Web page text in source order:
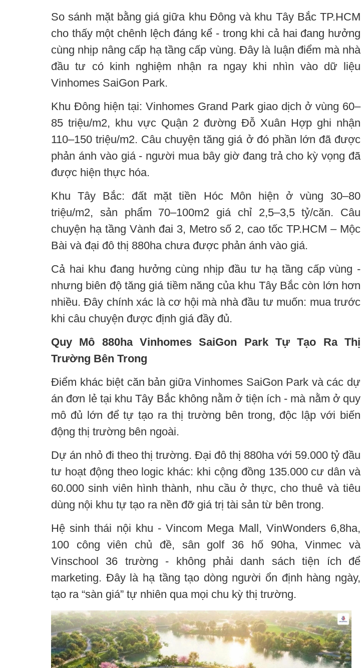
So sánh mặt bằng giá giữa khu Đông và khu Tây Bắc TP.HCM
cho thấy một chênh lệch đáng kể - trong khi cả hai đang hưởng
cùng nhịp nâng cấp hạ tầng cấp vùng. Đây là luận điểm mà nhà
đầu tư có kinh nghiệm nhận ra ngay khi nhìn vào dữ liệu
Vinhomes SaiGon Park.
Khu Đông hiện tại: Vinhomes Grand Park giao dịch ở vùng 60–
85 triệu/m2, khu vực Quận 2 đường Đỗ Xuân Hợp ghi nhận
110–150 triệu/m2. Câu chuyện tăng giá ở đó phần lớn đã được
phản ánh vào giá - người mua bây giờ đang trả cho kỳ vọng đã
được hiện thực hóa.
Khu Tây Bắc: đất mặt tiền Hóc Môn hiện ở vùng 30–80
triệu/m2, sản phẩm 70–100m2 giá chỉ 2,5–3,5 tỷ/căn. Câu
chuyện hạ tầng Vành đai 3, Metro số 2, cao tốc TP.HCM – Mộc
Bài và đại đô thị 880ha chưa được phản ánh vào giá.
Cả hai khu đang hưởng cùng nhịp đầu tư hạ tầng cấp vùng -
nhưng biên độ tăng giá tiềm năng của khu Tây Bắc còn lớn hơn
nhiều. Đây chính xác là cơ hội mà nhà đầu tư muốn: mua trước
khi câu chuyện được định giá đầy đủ.
Quy Mô 880ha Vinhomes SaiGon Park Tự Tạo Ra Thị
Trường Bên Trong
Điểm khác biệt căn bản giữa Vinhomes SaiGon Park và các dự
án đơn lẻ tại khu Tây Bắc không nằm ở tiện ích - mà nằm ở quy
mô đủ lớn để tự tạo ra thị trường bên trong, độc lập với biến
động thị trường bên ngoài.
Dự án nhỏ đi theo thị trường. Đại đô thị 880ha với 59.000 tỷ đầu
tư hoạt động theo logic khác: khi cộng đồng 135.000 cư dân và
60.000 sinh viên hình thành, nhu cầu ở thực, cho thuê và tiêu
dùng nội khu tự tạo ra nền đỡ giá trị tài sản từ bên trong.
Hệ sinh thái nội khu - Vincom Mega Mall, VinWonders 6,8ha,
100 công viên chủ đề, sân golf 36 hố 90ha, Vinmec và
Vinschool 36 trường - không phải danh sách tiện ích để
marketing. Đây là hạ tầng tạo dòng người ổn định hàng ngày,
tạo ra “sàn giá” tự nhiên qua mọi chu kỳ thị trường.